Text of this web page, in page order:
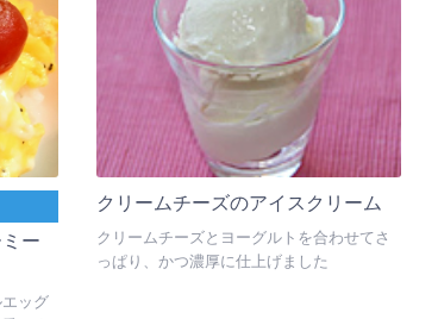
ー
ッグ
クリームチーズのアイスクリーム
クリームチーズとヨーグルトを合わせてさ
っぱり、かつ濃厚に仕上げました